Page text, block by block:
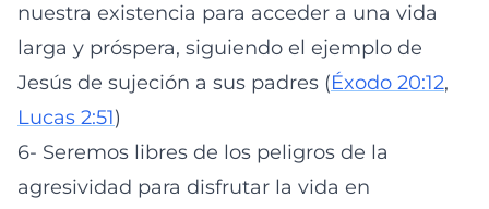
nuestra existencia para acceder a una vida
larga y próspera, siguiendo el ejemplo de
Jesús de sujeción a sus padres (Éxodo 20:12,
Lucas 2:51)
6- Seremos libres de los peligros de la
agresividad para disfrutar la vida en